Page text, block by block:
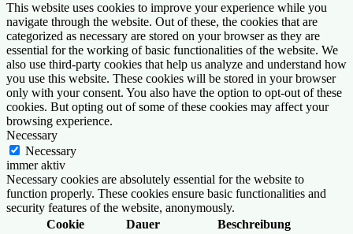
This website uses cookies to improve your experience while you
navigate through the website. Out of these, the cookies that are
categorized as necessary are stored on your browser as they are
essential for the working of basic functionalities of the website. We
also use third-party cookies that help us analyze and understand how
you use this website. These cookies will be stored in your browser
only with your consent. You also have the option to opt-out of these
cookies. But opting out of some of these cookies may affect your
browsing experience.
Necessary
Necessary
immer aktiv
Necessary cookies are absolutely essential for the website to
function properly. These cookies ensure basic functionalities and
security features of the website, anonymously.
Cookie
Dauer Beschreibung